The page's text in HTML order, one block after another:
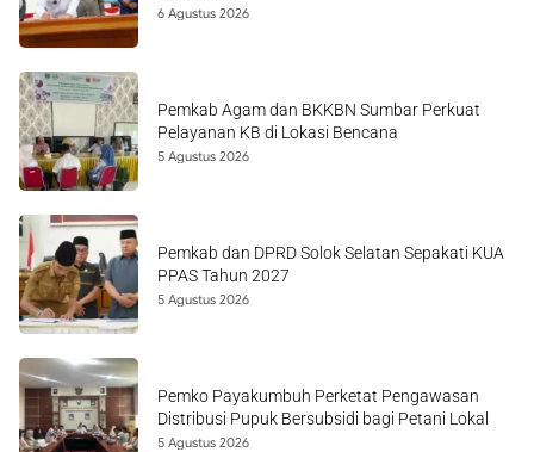
6 Agustus 2026
Pemkab Agam dan BKKBN Sumbar Perkuat
Pelayanan KB di Lokasi Bencana
5 Agustus 2026
Pemkab dan DPRD Solok Selatan Sepakati KUA
PPAS Tahun 2027
5 Agustus 2026
Pemko Payakumbuh Perketat Pengawasan
Distribusi Pupuk Bersubsidi bagi Petani Lokal
5 Agustus 2026